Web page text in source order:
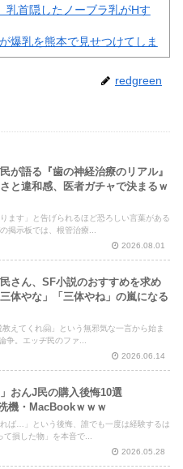
乳首隠したノーブラ乳がHす
爆乳を熊本で見せつけてしま
コスプレイヤーの身体がエ□
redgreen
が語る『歯の神経治療のリアル』
と違和感、医者ガチャで決まるｗ
ます」と告げられるほど恐ろしい言葉がある
掲示板では、根管治療...
2026.08.01
民さん、SF小説のおすすめを求め
体やな」「三体やね」の嵐になる
教えてくれ🤗」という無邪気な一言から始ま
争。エッヂ民のファ...
2026.06.14
おんJ民の購入後悔10選
機・MacBookｗｗｗ
れば…」という後悔、誰でも一度は経験するは
損した物」を本音で...
2026.05.28